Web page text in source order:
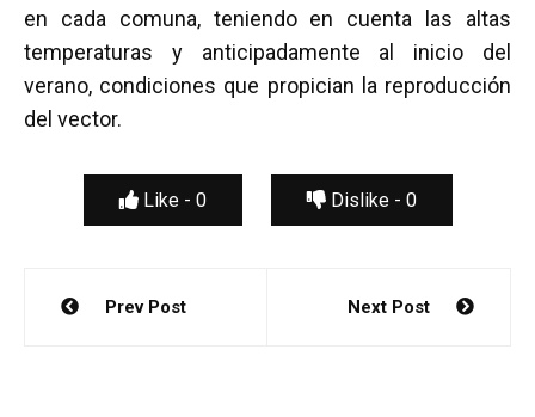
en cada comuna, teniendo en cuenta las altas
temperaturas y anticipadamente al inicio del
verano, condiciones que propician la reproducción
del vector.
Like - 0 Dislike - 0
Navegación
Prev Post Next Post